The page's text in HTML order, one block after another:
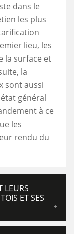
dans le
les plus
lieu, les
la surface et
la
sont aussi
général
à ce
les
rendu du
LEURS
ET SES